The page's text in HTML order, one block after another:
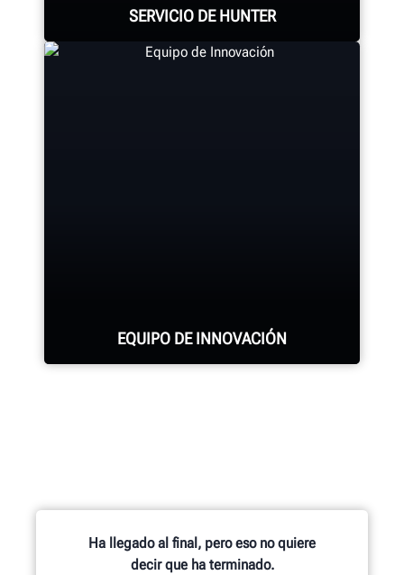
componentes conllevan un
ensamblaje experto.
SERVICIO DE HUNTER
EQUIPO DE INNOVACIÓN
investigación y desarrollo de
ingenieros mecánicos, eléctricos y
de software.
Ha llegado al final, pero eso no quiere
decir que ha terminado.